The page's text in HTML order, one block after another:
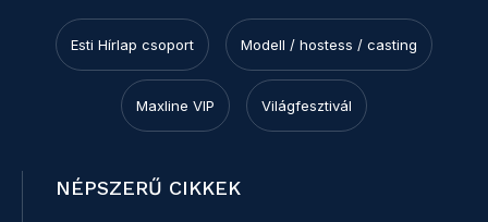
Esti Hírlap csoport Modell / hostess / casting
Maxline VIP Világfesztivál
NÉPSZERŰ CIKKEK